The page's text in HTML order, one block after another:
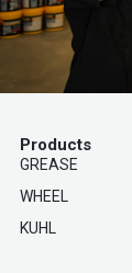
Products
GREASE
WHEEL
KUHL